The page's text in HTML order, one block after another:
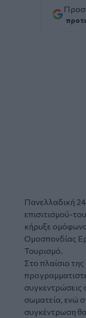
Πανελλαδική
επισιτισμού-
κήρυξε
Ομοσπονδίας
Τουρισμό.
Στο πλαίσιο
σωματεία, ενώ
συγκέντρωση